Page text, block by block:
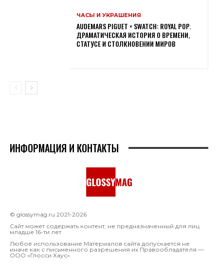
ЧАСЫ И УКРАШЕНИЯ
AUDEMARS PIGUET × SWATCH: ROYAL POP.
ДРАМАТИЧЕСКАЯ ИСТОРИЯ О ВРЕМЕНИ,
СТАТУСЕ И СТОЛКНОВЕНИИ МИРОВ
ИНФОРМАЦИЯ И КОНТАКТЫ
© glossymag.ru 2021-2026
Сайт может содержать контент, не предназначенный для лиц
младше 16-ти лет
Любое использование Материалов сайта допускается не
иначе как с письменного разрешения их Правообладателя —
OOO «Глосси Хаус»